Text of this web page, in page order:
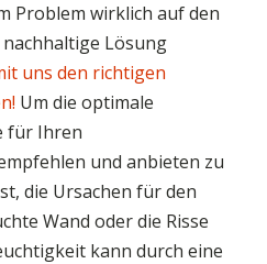
Problem wirklich auf den
Lösung
uns den richtigen
Um die optimale
für Ihren
und anbieten zu
die Ursachen für den
Wand oder die Risse
kann durch eine